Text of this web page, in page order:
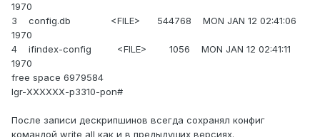
1970
3 config.db <FILE> 544768 MON JAN 12 02:41:06
1970
4 ifindex-config <FILE> 1056 MON JAN 12 02:41:11
1970
free space 6979584
lgr-XXXXXX-p3310-pon#
После записи дескрипшинов всегда сохранял конфиг
командой write all как и в предыдущих версиях.